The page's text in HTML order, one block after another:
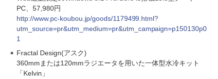
PC、57,980円
http://www.pc-koubou.jp/goods/1179499.html?
utm_source=pr&utm_medium=pr&utm_campaign=p150130p0
1
Fractal Design(アスク)
360mmまたは120mmラジエータを用いた一体型水冷キット
「Kelvin」